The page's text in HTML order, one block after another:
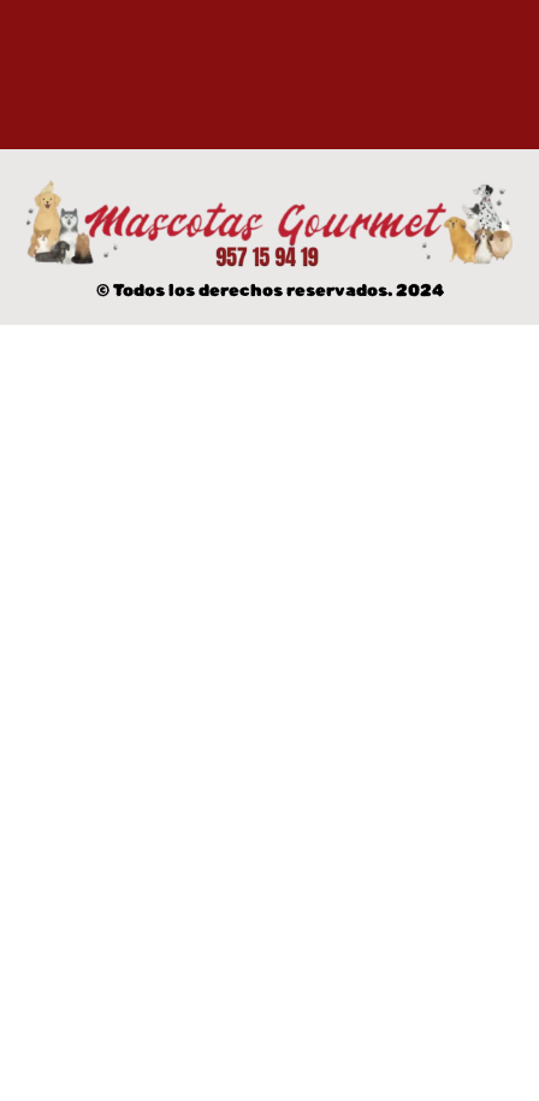
© Todos los derechos reservados. 2024